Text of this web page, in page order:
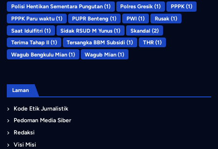
Polisi Hentikan Sementara Pungutan(1) Polres Gresik (1) PPPK (1)
PPPK Paru waktu(1) PUPR Benteng (1) PWI (1) Rusak (1)
Saat Idulfitri(1) Sidak RSUD M Yunus (1) Skandal (2)
Terima Tahap II(1) Tersangka BBM Subsidi (1) THR (1)
Wagub Bengkulu Mian(1) Wagub Mian (1)
Laman
Kode Etik Jurnalistik
Pedoman Media Siber
Redaksi
Visi Misi